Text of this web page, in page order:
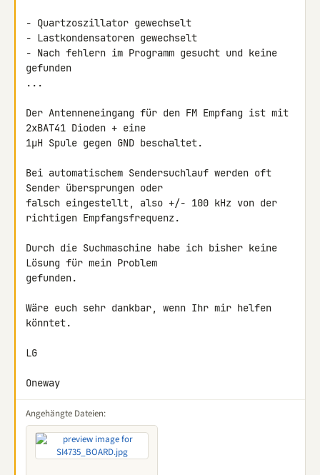
- Quartzoszillator gewechselt
- Lastkondensatoren gewechselt
- Nach fehlern im Programm gesucht und keine
gefunden
...
Der Antenneneingang für den FM Empfang ist mit
2xBAT41 Dioden + eine
1µH Spule gegen GND beschaltet.
Bei automatischem Sendersuchlauf werden oft
Sender übersprungen oder
falsch eingestellt, also +/- 100 kHz von der
richtigen Empfangsfrequenz.
Durch die Suchmaschine habe ich bisher keine
Lösung für mein Problem
gefunden.
Wäre euch sehr dankbar, wenn Ihr mir helfen
könntet.
LG
Oneway
Angehängte Dateien: